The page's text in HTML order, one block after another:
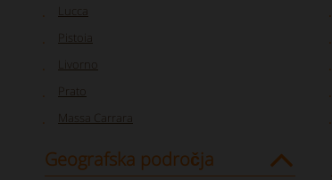
Lucca
Pistoia
Livorno
Prato
Massa Carrara
Geografska področja